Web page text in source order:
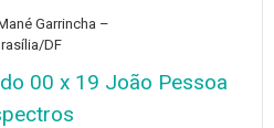
Garrincha –
DF
00 x 19 João Pessoa